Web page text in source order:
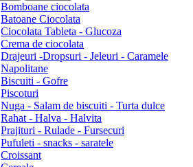
Bomboane ciocolata
Batoane Ciocolata
Ciocolata Tableta - Glucoza
Crema de ciocolata
Drajeuri -Dropsuri - Jeleuri - Caramele
Napolitane
Biscuiti - Gofre
Piscoturi
Nuga - Salam de biscuiti - Turta dulce
Rahat - Halva - Halvita
Prajituri - Rulade - Fursecuri
Pufuleti - snacks - saratele
Croissant